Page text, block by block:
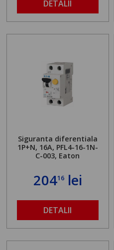
DETALII
Siguranta diferentiala
1P+N, 16A, PFL4-16-1N-
C-003, Eaton
20416lei
DETALII